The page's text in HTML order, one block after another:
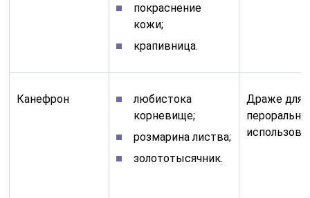
покраснение
кожи;
крапивница.
Канефрон
любистока
корневище;
розмарина листва;
золототысячник.
Драже для